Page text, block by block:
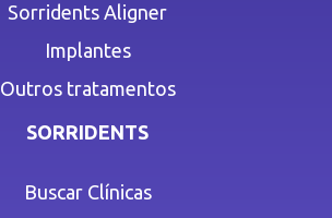
Sorridents Aligner
Implantes
Outros tratamentos
SORRIDENTS
Buscar Clínicas